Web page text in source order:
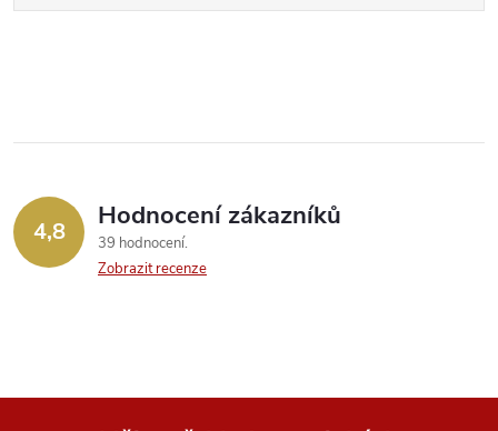
4,8 Hodnocení zákazníků
39 hodnocení
Zobrazit recenze